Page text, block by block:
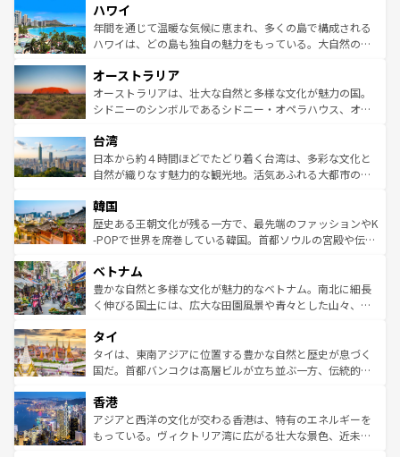
ば市内交通費無料で観光を楽しむこともできる。 なお、新
着のスイス情報はコンテンツ一覧 を参照してほしい。
のような巨大都市は、観光、ショッピング、エンターテイ
ンメントが詰まった刺激的なスポットだ。一方、アメリカ
西部には大自然が広がり、グランドキャニオンやイエロー
部のニューオーリンズでは、音楽と美食が融合した独特の
文化が魅力。旅行者はアメリカの各地域で異なる魅力を楽
しみながら、その多様性と豊かな歴史を感じることができ
ならではの贅沢な旅のスタイルだ。 なお、新着のアメリカ
情報はコンテンツ一覧を参照してほしい。
ハワイ
年間を通じて温暖な気候に恵まれ、多くの島で構成される
ハワイは、どの島も独自の魅力をもっている。大自然の神
ワイ島は見逃せない。また、定番の観光地といえばオアフ
島だが、静かな自然を求めるならマウイ島やカウアイ島が
おすすめ。エメラルドグリーンに輝く海をはじめ、豊かな
れるおもてなしの心で訪れる人々を迎えてくれるハワイの
人々、おいしいローカルフードやハワイアンミュージッ
ク、伝統的なフラダンスなど、すべてがハワイの魅力を彩
ワイを、存分に味わってほしい。 なお、新着のハワイ情報
はコンテンツ一覧を参照してほしい。
オーストラリア
オーストラリアは、壮大な自然と多様な文化が魅力の国。
シドニーのシンボルであるシドニー・オペラハウス、オー
リアリーフや大陸中央部にそびえるウルル（エアーズロッ
ク）、タスマニアの美しい原生林やケアンズの熱帯雨林な
ど、見どころがたくさん。また、カフェやワイン、オージ
いる。アクティビティも充実しており、サーフィンやダイ
ビング、ハイキングなど、アウトドア好きにはたまらな
い。オーストラリアの多彩な魅力を存分に味わいつくそ
参照してほしい。
台湾
日本から約４時間ほどでたどり着く台湾は、多彩な文化と
自然が織りなす魅力的な観光地。活気あふれる大都市の台
ン）、静ひつな山岳地帯である台湾東部など、都市の喧騒
と山間の静けさが共存しており、訪れる人に新しい発見と
驚きをもたらしてくれる。また、奥深い台湾の食文化も魅
容にもいいと評判のスイーツなど、バラエティ豊かな料理
が味わえる。 なお、新着の台湾情報は コンテンツ一覧を参
照してほしい。
韓国
歴史ある王朝文化が残る一方で、最先端のファッションやK
-POPで世界を席巻している韓国。首都ソウルの宮殿や伝統
き、地方に足を延ばせば四季折々の自然美を楽しむことが
できる。そして、キムチや焼肉、絶品のストリートフード
まで、さまざまな韓国料理が待っている。夜には、韓国な
リティに包まれながら、韓国の多彩な魅力を心ゆくまで味
わってみてほしい。 なお、新着の韓国情報はコンテンツ一
覧を参照してほしい。
ベトナム
豊かな自然と多様な文化が魅力的なベトナム。南北に細長
く伸びる国土には、広大な田園風景や青々とした山々、世
急速な発展と共に伝統が息づく。ハノイの古い町並みやホ
ーチミン市のフランス統治時代の建物も、独特の雰囲気を
醸し出している。また、バラエティの豊かさとおいしさで
とつ。フォーやバインミー、ベトナムコーヒーなどは、ぜ
ひ現地で味わいたい。どの地域を訪れてもあたたかい人々
が旅行者を迎えてくれるので、きっと忘れられない旅にな
タイ
タイは、東南アジアに位置する豊かな自然と歴史が息づく
国だ。首都バンコクは高層ビルが立ち並ぶ一方、伝統的な
の活気が交差している。北部ではチェンマイなどの山岳地
帯で自然と触れ合い、南部ではプーケットやクラビの美し
いビーチでリゾート気分を楽しむことができる。タイ料理
香港
アジアと西洋の文化が交わる香港は、特有のエネルギーを
もっている。ヴィクトリア湾に広がる壮大な景色、近未来